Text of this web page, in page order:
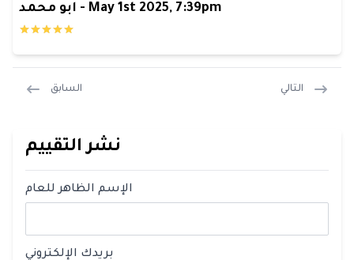
ابو محمد - May 1st 2025, 7:39pm
السابق التالي
نشر التقييم
الإسم الظاهر للعام
بريدك الإلكتروني